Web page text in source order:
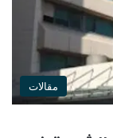
مقالات